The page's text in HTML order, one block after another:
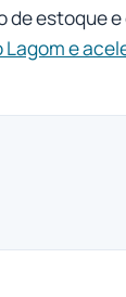
estoque
e